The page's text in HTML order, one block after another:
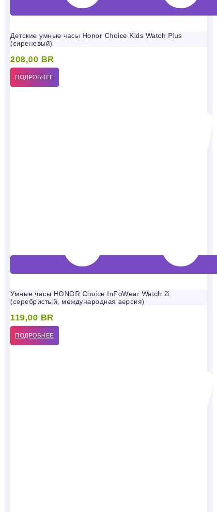
Детские умные часы Honor Choice Kids Watch Plus
(сиреневый)
208,00 BR
ПОДРОБНЕЕ
Умные часы HONOR Choice InFoWear Watch 2i
(серебристый, международная версия)
119,00 BR
ПОДРОБНЕЕ